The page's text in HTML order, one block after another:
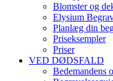
Blomster og
Elysium
Planlæg din
Priseksempler
Priser
VED DØDSFALD
Bedemandens